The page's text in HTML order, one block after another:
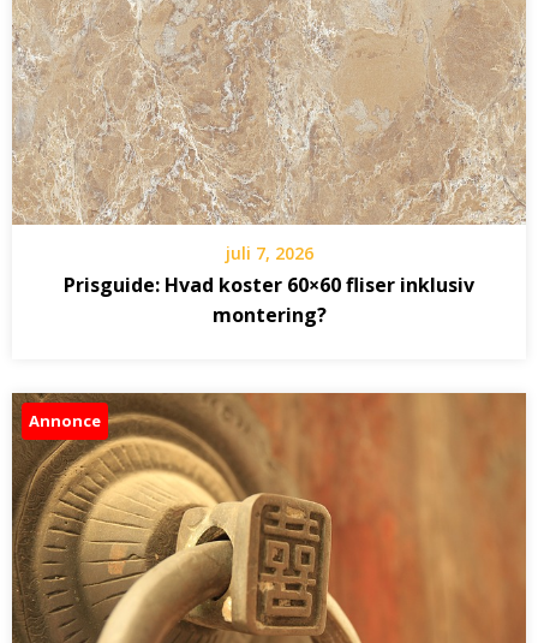
juli 7, 2026
Prisguide: Hvad koster 60×60 fliser inklusiv
montering?
Annonce